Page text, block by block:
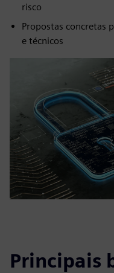
risco
Propostas concretas
e técnicos
Principais